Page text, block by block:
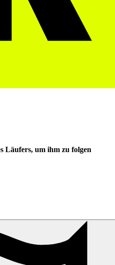
Läufers, um ihm zu folgen